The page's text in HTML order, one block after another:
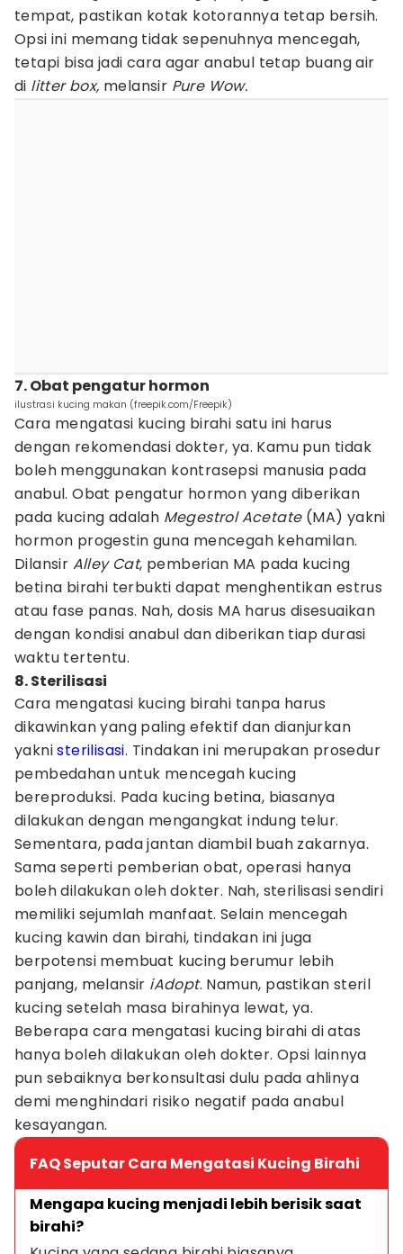
tempat, pastikan kotak kotorannya tetap bersih.
Opsi ini memang tidak sepenuhnya mencegah,
tetapi bisa jadi cara agar anabul tetap buang air
di litter box, melansir Pure Wow.
7. Obat pengatur hormon
ilustrasi kucing makan (freepik.com/Freepik)
Cara mengatasi kucing birahi satu ini harus
dengan rekomendasi dokter, ya. Kamu pun tidak
boleh menggunakan kontrasepsi manusia pada
anabul. Obat pengatur hormon yang diberikan
pada kucing adalah Megestrol Acetate(MA) yakni
hormon progestin guna mencegah kehamilan.
Dilansir Alley Cat, pemberian MA pada kucing
betina birahi terbukti dapat menghentikan estrus
atau fase panas. Nah, dosis MA harus disesuaikan
dengan kondisi anabul dan diberikan tiap durasi
waktu tertentu.
8. Sterilisasi
Cara mengatasi kucing birahi tanpa harus
dikawinkan yang paling efektif dan dianjurkan
yaknisterilisasi. Tindakan ini merupakan prosedur
pembedahan untuk mencegah kucing
bereproduksi. Pada kucing betina, biasanya
dilakukan dengan mengangkat indung telur.
Sementara, pada jantan diambil buah zakarnya.
Sama seperti pemberian obat, operasi hanya
boleh dilakukan oleh dokter. Nah, sterilisasi sendiri
memiliki sejumlah manfaat. Selain mencegah
kucing kawin dan birahi, tindakan ini juga
berpotensi membuat kucing berumur lebih
panjang, melansir iAdopt. Namun, pastikan steril
kucing setelah masa birahinya lewat, ya.
Beberapa cara mengatasi kucing birahi di atas
hanya boleh dilakukan oleh dokter. Opsi lainnya
pun sebaiknya berkonsultasi dulu pada ahlinya
demi menghindari risiko negatif pada anabul
kesayangan.
FAQ Seputar Cara Mengatasi Kucing Birahi
Mengapa kucing menjadi lebih berisik saat
birahi?